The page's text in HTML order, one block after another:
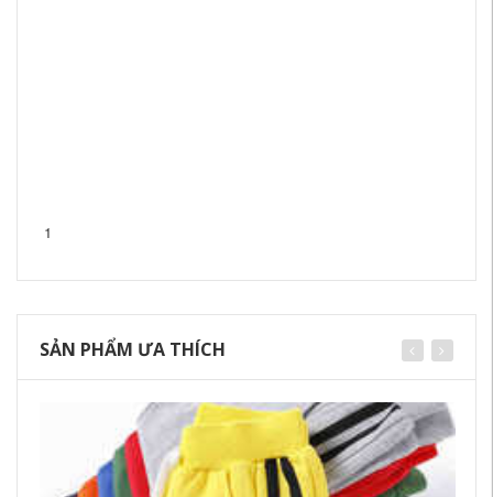
1
SẢN PHẨM ƯA THÍCH